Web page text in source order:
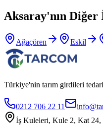
Aksaray'nın Diğer
Ağaçören Eskil
Türkiye'nin tarım girdileri
0212 706 22 11
İş Kuleleri, Kule 2, Kat 24,